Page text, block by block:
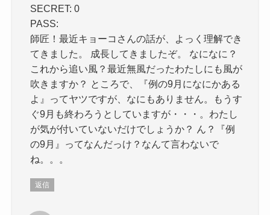
SECRET: 0
PASS:
師匠！最近キョーコさんの話が、よっく理解でき
てきました。 成長してきましたぞ。 なになに？
これから追い風？最近無風だったわたしにも風が
吹きますか？ ところで、『例の9月になにかある
よ』ってヤツですが、なにもありません。もうす
ぐ9月も終わろうとしていますが・・・。わたし
が気が付いていないだけでしょうか？ ん？『例
の9月』ってなんだっけ？なんて言わないで
ね。。。
返信